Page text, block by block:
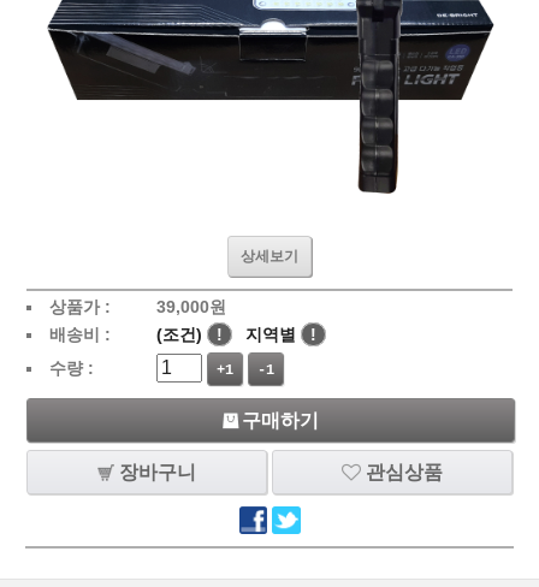
상세보기
상품가 : 39,000원
배송비 :
(조건) ! 지역별
!
수량 :
+1 -1
구매하기
장바구니 관심상품